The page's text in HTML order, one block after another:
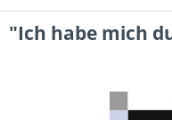
"Ich habe mich